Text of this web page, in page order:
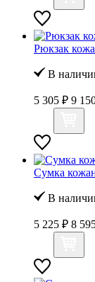
Рюкзак
В
5 305 ₽ 9
Сумка
В
5 225 ₽ 8